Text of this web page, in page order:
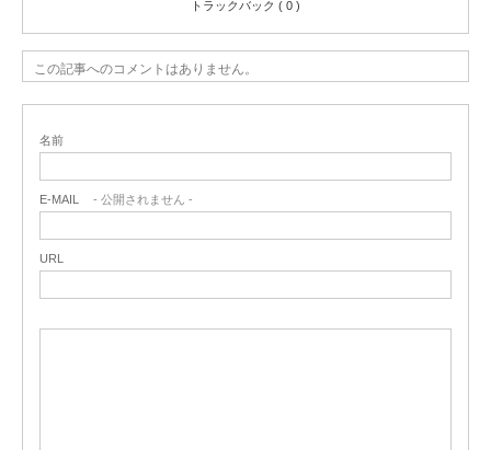
トラックバック ( 0 )
この記事へのコメントはありません。
名前
E-MAIL - 公開されません -
URL